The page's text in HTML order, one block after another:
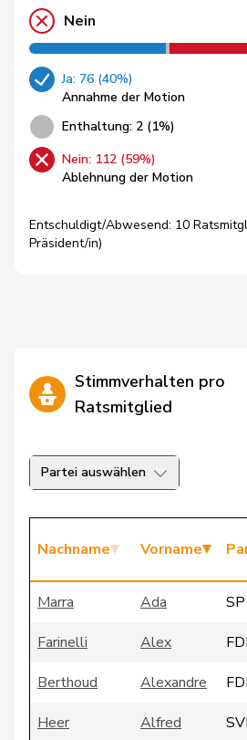
Nein
Ja: 76 (40%)
Annahme der Motion
Enthaltung: 2 (1%)
Nein: 112 (59%)
Ablehnung der Motion
Entschuldigt/Abwesend: 10
Präsident/in)
Stimmverhalten pro
Ratsmitglied
Partei auswählen
Nachname Vorname
Marra Ada SP
Farinelli
Alex
Berthoud
Alexandre
Heer
Alfred